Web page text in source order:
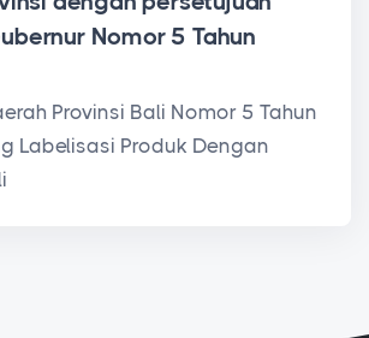
Nomor 5 Tahun
Provinsi Bali Nomor 5 Tahun
Labelisasi Produk Dengan